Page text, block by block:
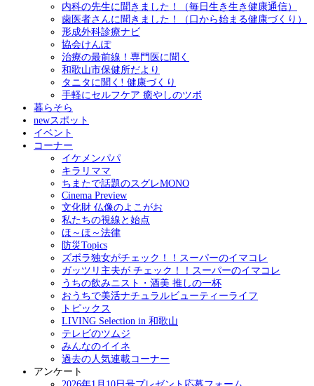
内科の先生に聞きました！（毎日生き生き健康通信）
歯医者さんに聞きました！（口から始まる健康づくり）
形成外科診療ナビ
協会けんぽ
治療の最前線！専門医に聞く
和歌山市保健所だより
タニタに聞く! 健康づくり
手軽にセルフケア 癒やしのツボ
暮らそら
newスポット
イベント
コーナー
イケメンパパ
キラリママ
ちまたで話題のスグレMONO
Cinema Preview
文化財 仏像のよこがお
私たちの視線と始点
ほ～ほ～法律
防災Topics
ズボラ独女がチェック！！スーパーのイマコレ
ガッツリ主夫が チェック！！スーパーのイマコレ
うちの飲みニスト・酒美 推しの一杯
おうちで美活ナチュラルビューティーライフ
トピックス
LIVING Selection in 和歌山
テレビのツムジ
みんなのイイネ
過去の人気連載コーナー
アンケート